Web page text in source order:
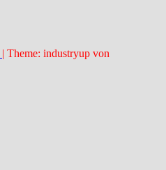
| Theme: industryup von